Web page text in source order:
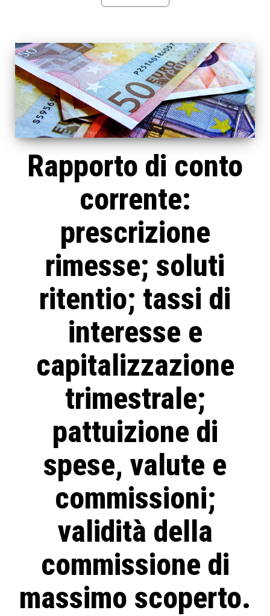
Rapporto di conto
corrente:
prescrizione
rimesse; soluti
ritentio; tassi di
interesse e
capitalizzazione
trimestrale;
pattuizione di
spese, valute e
commissioni;
validità della
commissione di
massimo scoperto.